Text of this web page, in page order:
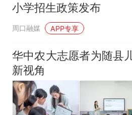
小学招生政策发布
周口融媒 APP专享
华中农大志愿者为随县
新视角